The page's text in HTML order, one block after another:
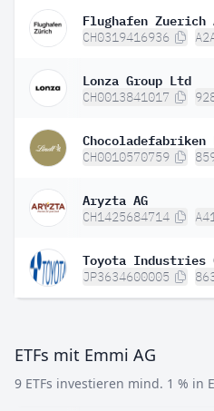
Flughafen Zuerich
CH0319416936
Lonza Group Ltd
CH0013841017
CH0010570759
Aryzta AG
CH1425684714
Toyota Industries
JP3634600005
ETFs mit Emmi AG
9 ETFs investieren mind. 1 % in